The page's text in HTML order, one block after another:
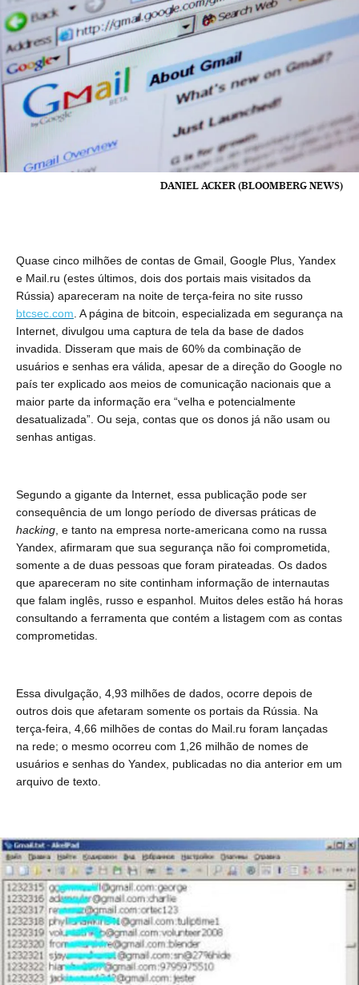
DANIEL ACKER (BLOOMBERG NEWS)
Quase cinco milhões de contas de Gmail, Google Plus, Yandex
e Mail.ru (estes últimos, dois dos portais mais visitados da
Rússia) apareceram na noite de terça-feira no site russo
btcsec.com . A página de bitcoin, especializada em segurança na
Internet, divulgou uma captura de tela da base de dados
invadida. Disseram que mais de 60% da combinação de
usuários e senhas era válida, apesar de a direção do Google no
país ter explicado aos meios de comunicação nacionais que a
maior parte da informação era “velha e potencialmente
desatualizada”. Ou seja, contas que os donos já não usam ou
senhas antigas.
Segundo a gigante da Internet, essa publicação pode ser
consequência de um longo período de diversas práticas de
hacking , e tanto na empresa norte-americana como na russa
Yandex, afirmaram que sua segurança não foi comprometida,
somente a de duas pessoas que foram pirateadas. Os dados
que apareceram no site continham informação de internautas
que falam inglês, russo e espanhol. Muitos deles estão há horas
consultando a ferramenta que contém a listagem com as contas
comprometidas.
Essa divulgação, 4,93 milhões de dados, ocorre depois de
outros dois que afetaram somente os portais da Rússia. Na
terça-feira, 4,66 milhões de contas do Mail.ru foram lançadas
na rede; o mesmo ocorreu com 1,26 milhão de nomes de
usuários e senhas do Yandex, publicadas no dia anterior em um
arquivo de texto.